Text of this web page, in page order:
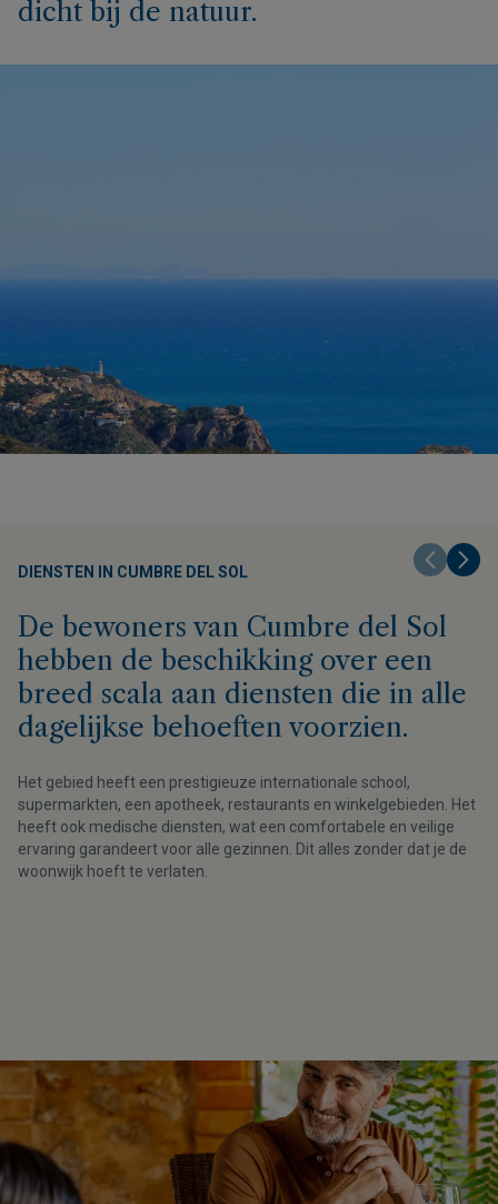
dicht bij de natuur.
DIENSTEN IN CUMBRE DEL SOL
De bewoners van Cumbre del Sol
hebben de beschikking over een
breed scala aan diensten die in alle
dagelijkse behoeften voorzien.
Het gebied heeft een prestigieuze internationale school,
supermarkten, een apotheek, restaurants en winkelgebieden. Het
heeft ook medische diensten, wat een comfortabele en veilige
ervaring garandeert voor alle gezinnen. Dit alles zonder dat je de
woonwijk hoeft te verlaten.